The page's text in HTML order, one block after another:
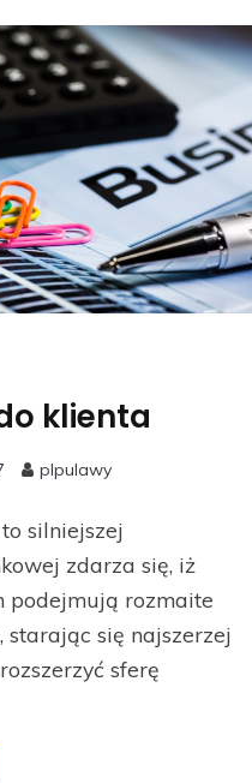
klienta
plpulawy
silniejszej
zdarza się, iż
podejmują rozmaite
starając się najszerzej
sferę